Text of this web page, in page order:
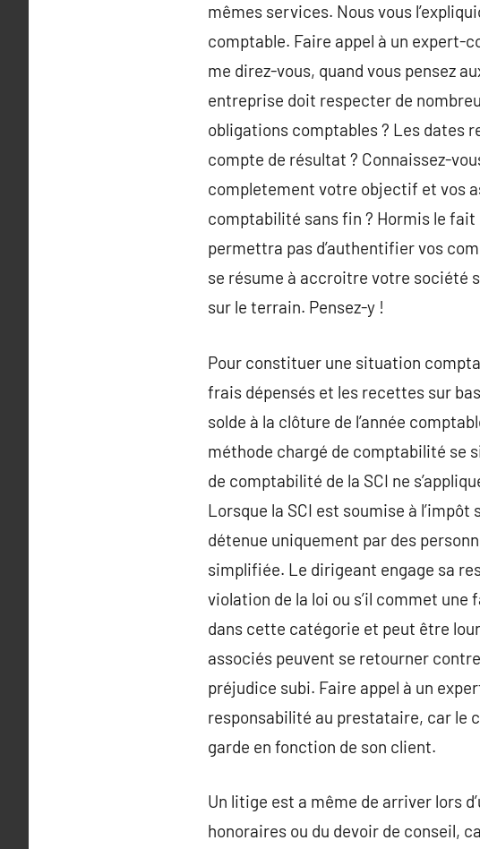
mêmes services. Nous vous
comptable. Faire appel à un expert-
me direz-vous, quand vous pensez
entreprise doit respecter de
obligations comptables ? Les dates
compte de résultat ? Connaissez-
completement votre objectif et vos
comptabilité sans fin ? Hormis le fait
permettra pas d’authentifier vos
se résume à accroitre votre société
sur le terrain. Pensez-y !
Pour constituer une situation
frais dépensés et les recettes sur
solde à la clôture de l’année
méthode chargé de comptabilité se
de comptabilité de la SCI ne
Lorsque la SCI est soumise à
détenue uniquement par des
simplifiée. Le dirigeant engage sa
violation de la loi ou s’il commet
dans cette catégorie et peut être
associés peuvent se retourner
préjudice subi. Faire appel à un
responsabilité au prestataire, car le
garde en fonction de son client.
Un litige est a même de arriver lors
honoraires ou du devoir de conseil,